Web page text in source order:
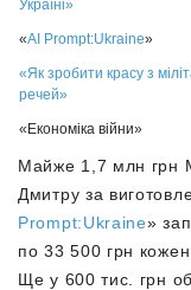
Україні»
«AI Prompt:Ukraine»
«Як зробити красу з
речей»
«Економіка війни»
Майже 1,7 млн грн
Дмитру за
Prompt:Ukraine»
по 33 500 грн
Ще у 600 тис. грн